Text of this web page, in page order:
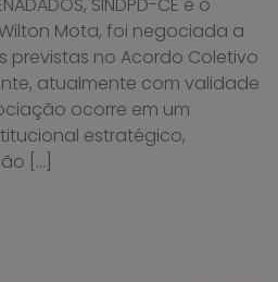
SINDPD-CE e o
Wilton Mota, foi negociada a
previstas no Acordo Coletivo
atualmente com validade
ocorre em um
estratégico,
[…]